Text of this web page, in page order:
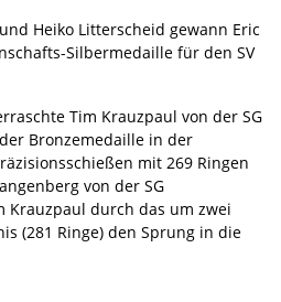
Heiko Litterscheid gewann Eric
Silbermedaille für den SV
Tim Krauzpaul von der SG
Bronzemedaille in der
mit 269 Ringen
von der SG
Krauzpaul durch das um zwei
(281 Ringe) den Sprung in die